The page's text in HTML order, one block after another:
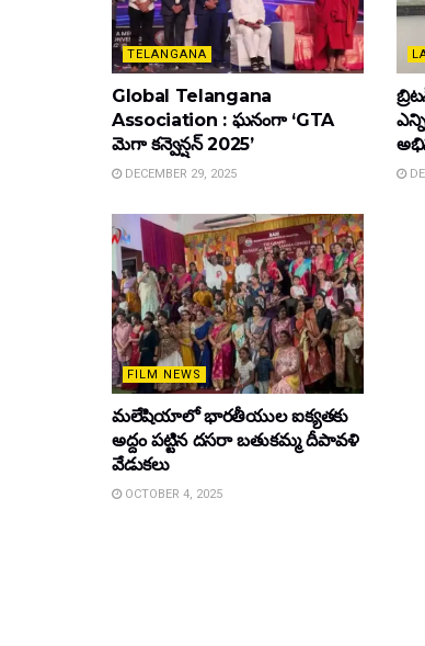
TELANGANA
Global Telangana
Association : ఘనంగా ‘GTA
మెగా కన్వెన్షన్ 2025’
DECEMBER 29, 2025
FILM NEWS
మలేషియాలో భారతీయుల ఐక్యతకు
అద్దం పట్టిన దసరా బతుకమ్మ దీపావళి
వేడుకలు
OCTOBER 4, 2025